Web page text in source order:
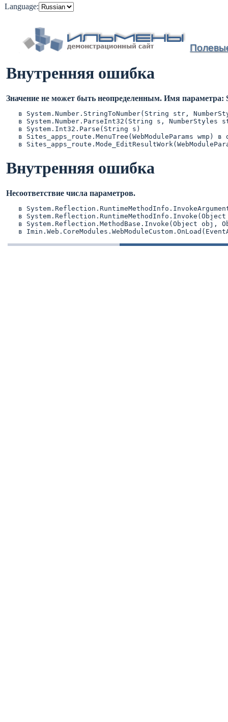
Language:
Внутренняя ошибка
Значение не может быть неопределенным. Имя параметра:
в System.Number.StringToNumber(String str,
в System.Number.ParseInt32(String s, NumberStyles
   в System.Int32.Parse(String s)
в Sites_apps_route.MenuTree(WebModuleParams wmp)
Внутренняя ошибка
Несоответствие числа параметров.
в
в
в System.Reflection.MethodBase.Invoke(Object obj,